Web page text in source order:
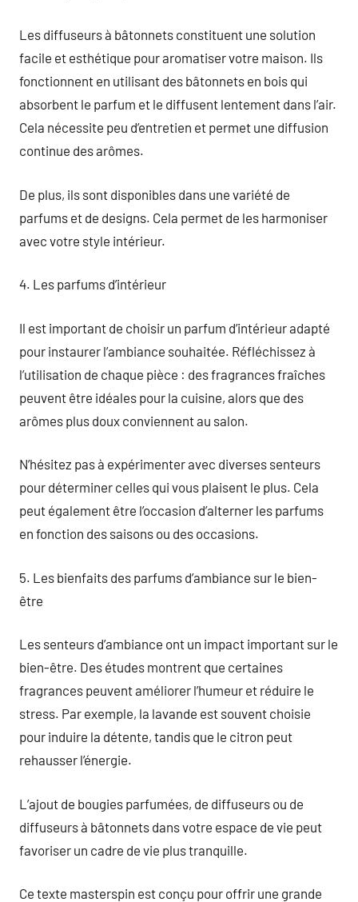
Les diffuseurs à bâtonnets constituent une solution
facile et esthétique pour aromatiser votre maison. Ils
fonctionnent en utilisant des bâtonnets en bois qui
absorbent le parfum et le diffusent lentement dans l’air.
Cela nécessite peu d’entretien et permet une diffusion
continue des arômes.
De plus, ils sont disponibles dans une variété de
parfums et de designs. Cela permet de les harmoniser
avec votre style intérieur.
4. Les parfums d’intérieur
Il est important de choisir un parfum d’intérieur adapté
pour instaurer l’ambiance souhaitée. Réfléchissez à
l’utilisation de chaque pièce : des fragrances fraîches
peuvent être idéales pour la cuisine, alors que des
arômes plus doux conviennent au salon.
N’hésitez pas à expérimenter avec diverses senteurs
pour déterminer celles qui vous plaisent le plus. Cela
peut également être l’occasion d’alterner les parfums
en fonction des saisons ou des occasions.
5. Les bienfaits des parfums d’ambiance sur le bien-
être
Les senteurs d’ambiance ont un impact important sur le
bien-être. Des études montrent que certaines
fragrances peuvent améliorer l’humeur et réduire le
stress. Par exemple, la lavande est souvent choisie
pour induire la détente, tandis que le citron peut
rehausser l’énergie.
L’ajout de bougies parfumées, de diffuseurs ou de
diffuseurs à bâtonnets dans votre espace de vie peut
favoriser un cadre de vie plus tranquille.
Ce texte masterspin est conçu pour offrir une grande